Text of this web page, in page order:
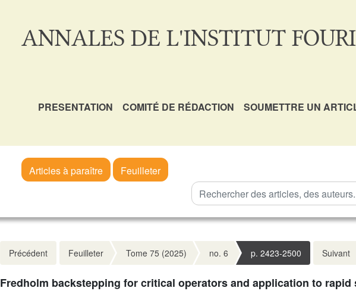
ANNALES DE L'INSTITUT
PRESENTATION COMITÉ DE RÉDACTION SOUMETTRE UN
Articles à paraître
Feuilleter
Précédent Feuilleter Tome 75 (2025) no. 6 p. 2423-2500 Suivant
Fredholm backstepping for critical operators and application to